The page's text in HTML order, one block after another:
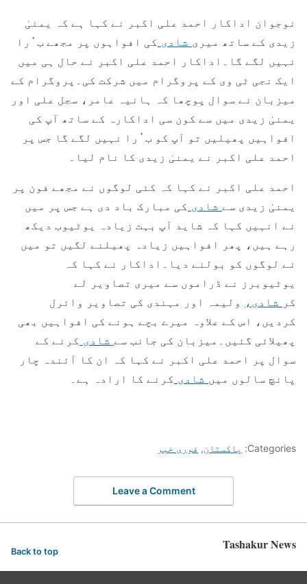
نوجوان اداکار احمد علی اکبر نے کہا ہے کہ یمنیٰ
زیدی کے ساتھ میری شادی کی افواہوں پر مجھے بٴْرا
نہیں لگے گا۔اداکار احمد علی اکبر نے حال ہی میں
ایک نجی ٹی وی کے پروگرام میں شرکت کی۔پروگرام کے
میزبان نے سوال پوچھا کہ ہانیہ عامر، سجل علی اور
یمنیٰ زیدی میں سے کون سی اداکارہ کے ساتھ آپ کی
افواہیں پھیلیں تو آپ کو بٴْرا نہیں لگے گا جس پر
احمد علی اکبر نے یمنیٰ زیدی کا نام لیا۔
احمد علی اکبر نے کہا کہ کئی لوگوں نے مجھے فون پر
یمنیٰ زیدی سے شادی کی مبارک باد دی ہے جس پر میں
نے انہیں کہا کہ شاید آپ بہت زیادہ یوٹیوب دیکھ
رہے ہیں، پھر افواہیں زیادہ پھیلنے لگیں تو میں
نے لوگوں کو بولنے دیا۔اداکار نے کہا کہ
یوٹیوبرز نے ڈراموں سے میری تصاویر لے
کر شادی، ولیمہ اور مہندی کی تصاویر وائرل
کردیں، اس کے علاوہ میرے بچے ہونے کی افواہیں بھی
پھیلائی گئیں۔میزبان کی جانب سے شادی کرنے کے
سوال پر احمد علی اکبر نے کہا کہ ان کا آئندہ چار
پانچ سالوں میں شادی کرنے کا ارادہ ہے۔
Categories: پاکستان, فوری خبر
Leave a Comment
Tashakur News
Back to top